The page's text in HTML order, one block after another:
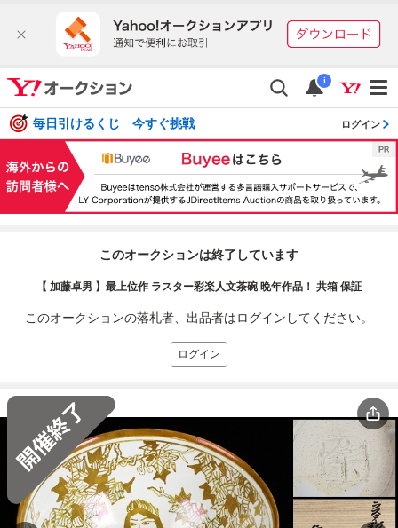
i
毎日引けるくじ 今すぐ挑戦 ログイン
このオークションは終了しています
【 加藤卓男 】最上位作 ラスター彩楽人文茶碗 晩年作品！ 共箱 保証
このオークションの落札者、出品者はログインしてください。
ログイン